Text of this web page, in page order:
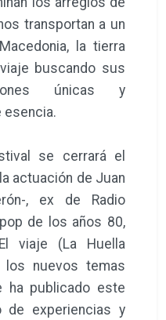
transportan a un
la tierra
buscando sus
únicas y
esencia.
se cerrará el
actuación de Juan
, ex de Radio
de los años 80,
viaje (La Huella
los nuevos temas
ha publicado este
de experiencias y